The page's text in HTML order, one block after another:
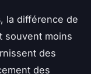
, la différence de
souvent moins
des
des